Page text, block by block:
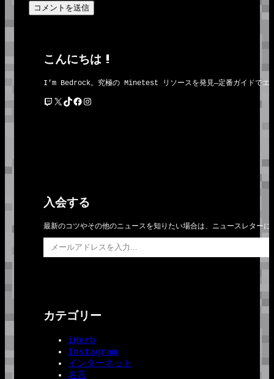
こんにちは !
I’m Bedrock。究極の Minetest リソースを発見―定番ガイドでエ
Twitch X TikTok Facebook Instagram
入会する
最新のコツやその他のニュースを知りたい場合は、ニュースレター
メールアドレスを入力…
カテゴリー
iHerb
Instagram
インターネット
名言